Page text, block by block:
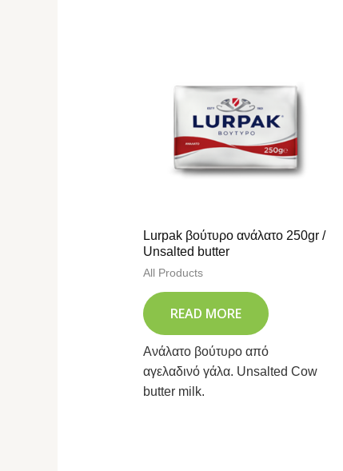
Lurpak βούτυρο ανάλατο 250gr /
Unsalted butter
All Products
READ MORE
Ανάλατο βούτυρο από
αγελαδινό γάλα. Unsalted Cow
butter milk.